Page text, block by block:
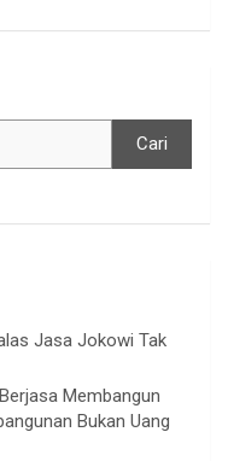
Cari
Jasa Jokowi Tak
Membangun
Bukan Uang